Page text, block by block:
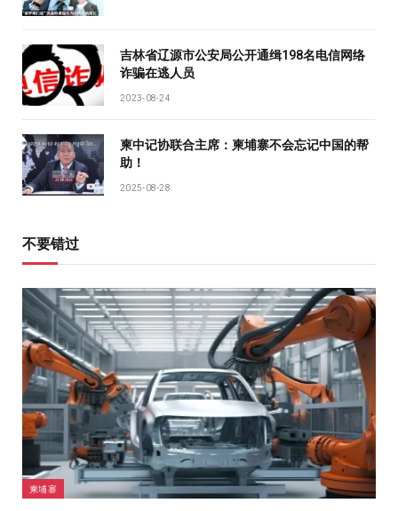
吉林省辽源市公安局公开通缉198名电信网络
诈骗在逃人员
2023-08-24
柬中记协联合主席：柬埔寨不会忘记中国的帮
助！
2025-08-28
不要错过
柬埔寨